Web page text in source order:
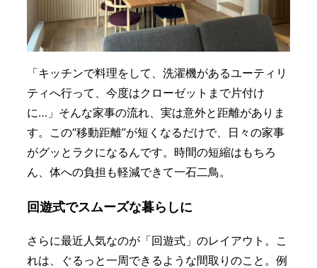
「キッチンで料理をして、洗濯機があるユーティリ
ティへ行って、今度はクローゼットまで片付け
に…」そんな家事の流れ、実は意外と距離がありま
す。この“移動距離”が短くなるだけで、日々の家事
がグッとラクになるんです。時間の短縮はもちろ
ん、体への負担も軽減できて一石二鳥。
回遊式でスムーズな暮らしに
さらに最近人気なのが「回遊式」のレイアウト。こ
れは、ぐるっと一周できるような間取りのこと。例